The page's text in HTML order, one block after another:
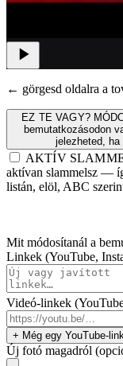
← görgesd oldalra a
EZ TE VAGY?
bemutatkozásodon
jelezheted, ha
AKTÍV
aktívan slammelsz —
listán, elöl, ABC
Mit módosítanál a
Linkek (YouTube,
Videó-linkek
+ Még egy YouTube-link
Új fotó magadról